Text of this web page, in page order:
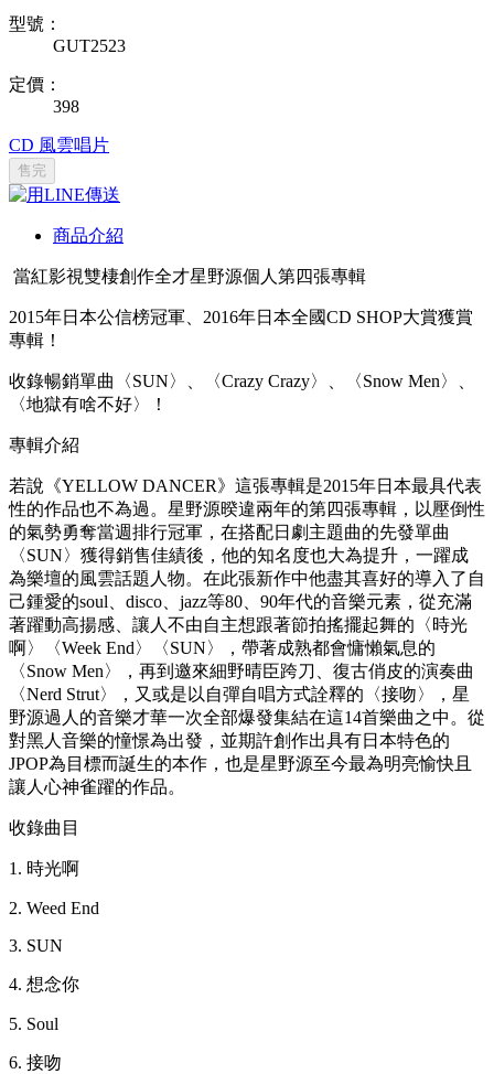
型號：
GUT2523
定價：
398
CD 風雲唱片
售完
商品介紹
當紅影視雙棲創作全才星野源個人第四張專輯
2015年日本公信榜冠軍、2016年日本全國CD SHOP大賞獲賞
專輯！
收錄暢銷單曲〈SUN〉、〈Crazy Crazy〉、〈Snow Men〉、
〈地獄有啥不好〉！
專輯介紹
若說《YELLOW DANCER》這張專輯是2015年日本最具代表
性的作品也不為過。星野源暌違兩年的第四張專輯，以壓倒性
的氣勢勇奪當週排行冠軍，在搭配日劇主題曲的先發單曲
〈SUN〉獲得銷售佳績後，他的知名度也大為提升，一躍成
為樂壇的風雲話題人物。在此張新作中他盡其喜好的導入了自
己鍾愛的soul、disco、jazz等80、90年代的音樂元素，從充滿
著躍動高揚感、讓人不由自主想跟著節拍搖擺起舞的〈時光
啊〉〈Week End〉〈SUN〉，帶著成熟都會慵懶氣息的
〈Snow Men〉，再到邀來細野晴臣跨刀、復古俏皮的演奏曲
〈Nerd Strut〉，又或是以自彈自唱方式詮釋的〈接吻〉，星
野源過人的音樂才華一次全部爆發集結在這14首樂曲之中。從
對黑人音樂的憧憬為出發，並期許創作出具有日本特色的
JPOP為目標而誕生的本作，也是星野源至今最為明亮愉快且
讓人心神雀躍的作品。
收錄曲目
1. 時光啊
2. Weed End
3. SUN
4. 想念你
5. Soul
6. 接吻